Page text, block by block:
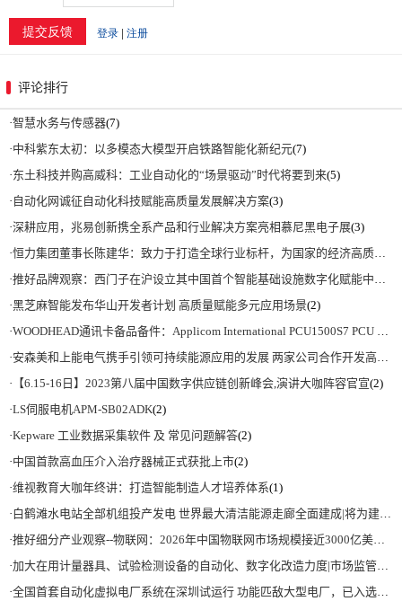
评论排行
·智慧水务与传感器(7)
·中科紫东太初：以多模态大模型开启铁路智能化新纪元(7)
·东土科技并购高威科：工业自动化的“场景驱动”时代将要到来(5)
· 自动化网诚征自动化科技赋能高质量发展解决方案(3)
·深耕应用，兆易创新携全系产品和行业解决方案亮相慕尼黑电子展(3)
·恒力集团董事长陈建华：致力于打造全球行业标杆，为国家的经济高质量发展贡献更大力量|上海电气集团党委书记、董事长吴磊来访
·推好品牌观察：西门子在沪设立其中国首个智能基础设施数字化赋能中心
·黑芝麻智能发布华山开发者计划 高质量赋能多元应用场景(2)
·WOODHEAD通讯卡备品备件：Applicom International PCU1500S7 PCU 1500 S7 V4.5.0
·安森美和上能电气携手引领可持续能源应用的发展 两家公司合作开发高性能储能和太阳能组串式逆变器方案 以实现可持续的未来
· 【6.15-16日】2023第八届中国数字供应链创新峰会,演讲大咖阵容官宣(2)
·LS伺服电机APM-SB02ADK(2)
·Kepware 工业数据采集软件 及 常见问题解答(2)
·中国首款高血压介入治疗器械正式获批上市(2)
·维视教育大咖年终讲：打造智能制造人才培养体系(1)
·白鹤滩水电站全部机组投产发电 世界最大清洁能源走廊全面建成|将为建设新型能源体系、保障国家能源安全、实现“双碳”目标提供有力支撑
·推好细分产业观察--物联网：2026年中国物联网市场规模接近3000亿美元 智慧工厂、智慧城市、智慧电网等将占60%以上
·加大在用计量器具、试验检测设备的自动化、数字化改造力度|市场监管总局 工业和信息化部 关于促进企业计量能力提升的指导意见
·全国首套自动化虚拟电厂系统在深圳试运行 功能匹敌大型电厂，已入选国际典型案例